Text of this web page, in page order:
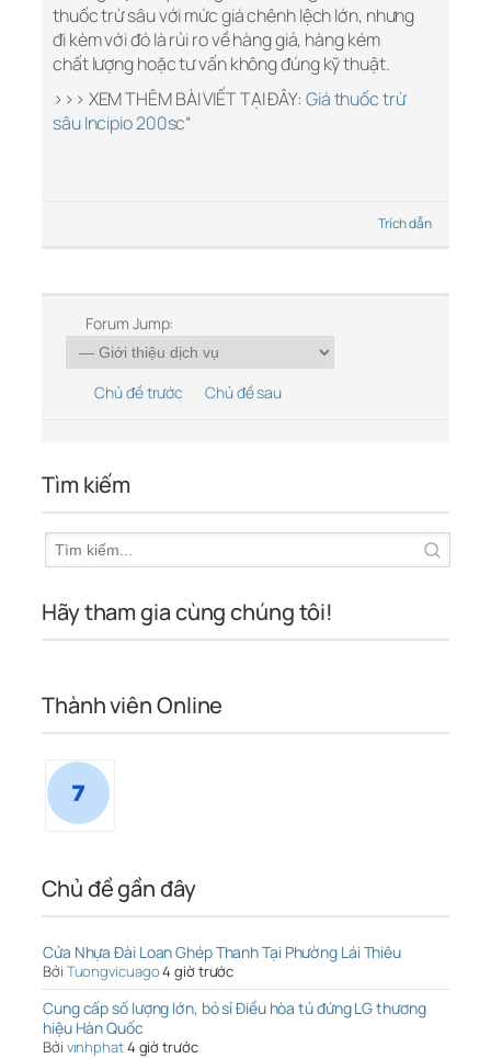
thuốc trừ sâu với mức giá chênh lệch lớn, nhưng
đi kèm với đó là rủi ro về hàng giả, hàng kém
chất lượng hoặc tư vấn không đúng kỹ thuật.
>>> XEM THÊM BÀI VIẾT TẠI ĐÂY: Giá thuốc trừ
sâu Incipio 200sc“
Trích dẫn
Forum Jump:
Chủ đề trước Chủ đề sau
Tìm kiếm
Hãy tham gia cùng chúng tôi!
Thành viên Online
Chủ đề gần đây
Cửa Nhựa Đài Loan Ghép Thanh Tại Phường Lái Thiêu
Bởi Tuongvicuago4 giờ trước
Cung cấp số lượng lớn, bỏ sỉ Điều hòa tủ đứng LG thương
hiệu Hàn Quốc
Bởi vinhphat4 giờ trước